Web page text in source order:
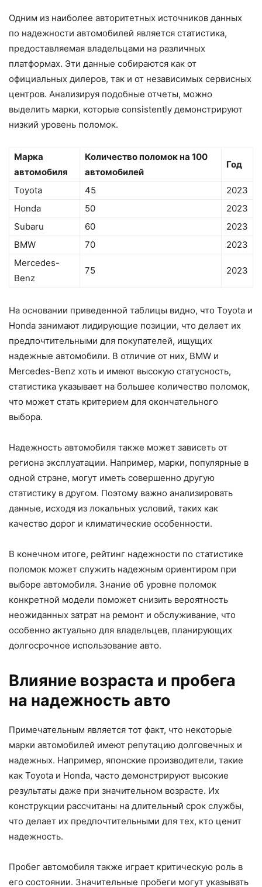
Одним из наиболее авторитетных источников данных
по надежности автомобилей является статистика,
предоставляемая владельцами на различных
платформах. Эти данные собираются как от
официальных дилеров, так и от независимых сервисных
центров. Анализируя подобные отчеты, можно
выделить марки, которые consistently демонстрируют
низкий уровень поломок.
Марка
автомобиля
Количество поломок на 100
автомобилей
Год
Toyota 45
2023
Honda
50
2023
Subaru
60
2023
BMW
70
2023
Mercedes-
Benz
75 2023
На основании приведенной таблицы видно, что Toyota и
Honda занимают лидирующие позиции, что делает их
предпочтительными для покупателей, ищущих
надежные автомобили. В отличие от них, BMW и
Mercedes-Benz хоть и имеют высокую статусность,
статистика указывает на большее количество поломок,
что может стать критерием для окончательного
выбора.
Надежность автомобиля также может зависеть от
региона эксплуатации. Например, марки, популярные в
одной стране, могут иметь совершенно другую
статистику в другом. Поэтому важно анализировать
данные, исходя из локальных условий, таких как
качество дорог и климатические особенности.
В конечном итоге, рейтинг надежности по статистике
поломок может служить надежным ориентиром при
выборе автомобиля. Знание об уровне поломок
конкретной модели поможет снизить вероятность
неожиданных затрат на ремонт и обслуживание, что
особенно актуально для владельцев, планирующих
долгосрочное использование авто.
Влияние возраста и пробега
на надежность авто
Примечательным является тот факт, что некоторые
марки автомобилей имеют репутацию долговечных и
надежных. Например, японские производители, такие
как Toyota и Honda, часто демонстрируют высокие
результаты даже при значительном возрасте. Их
конструкции рассчитаны на длительный срок службы,
что делает их предпочтительными для тех, кто ценит
надежность.
Пробег автомобиля также играет критическую роль в
его состоянии. Значительные пробеги могут указывать